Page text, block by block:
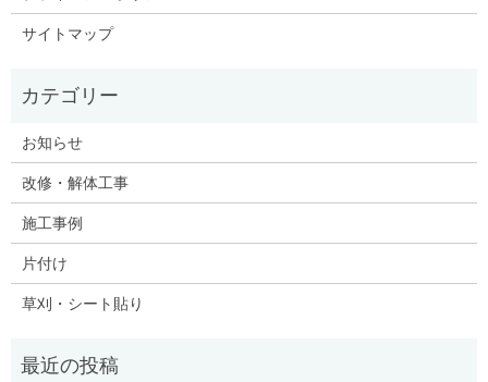
サイトマップ
お知らせ
改修・解体工事
施工事例
片付け
草刈・シート貼り